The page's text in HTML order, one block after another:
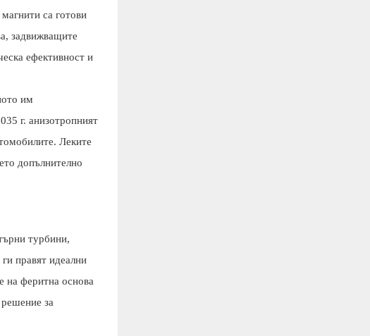
са готови
задвижващите
ефективност и
им
г. анизотропният
Леките
допълнително
турбини,
правят идеални
на феритна основа
за